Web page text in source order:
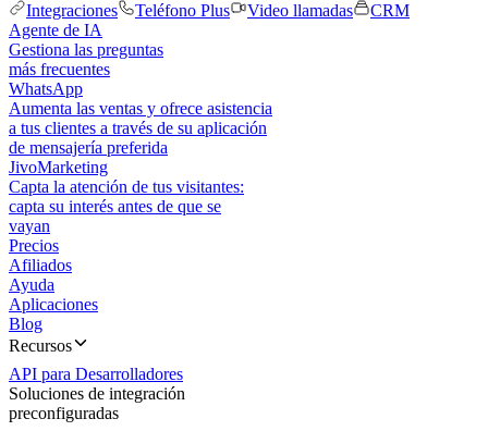
Integraciones
Teléfono Plus Video llamadas
CRM
Agente de IA
Gestiona las preguntas
más frecuentes
WhatsApp
Aumenta las ventas y ofrece asistencia
a tus clientes a través de su aplicación
de mensajería preferida
JivoMarketing
Capta la atención de tus visitantes:
capta su interés antes de que se
vayan
Precios
Afiliados
Ayuda
Aplicaciones
Blog
Recursos
API para Desarrolladores
Soluciones de integración
preconfiguradas